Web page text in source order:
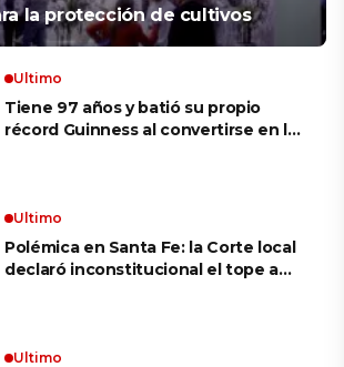
la protección de cultivos
Ultimo
Tiene 97 años y batió su propio
récord Guinness al convertirse en la
puedo’ no existen en mi vocabulario»
Ultimo
Polémica en Santa Fe: la Corte local
declaró inconstitucional el tope a
Ultimo